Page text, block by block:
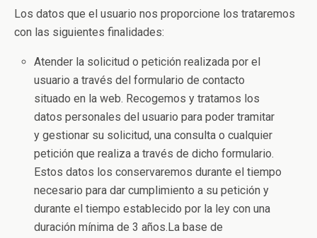
Los datos que el usuario nos proporcione los trataremos
con las siguientes finalidades:
Atender la solicitud o petición realizada por el
usuario a través del formulario de contacto
situado en la web. Recogemos y tratamos los
datos personales del usuario para poder tramitar
y gestionar su solicitud, una consulta o cualquier
petición que realiza a través de dicho formulario.
Estos datos los conservaremos durante el tiempo
necesario para dar cumplimiento a su petición y
durante el tiempo establecido por la ley con una
duración mínima de 3 años.La base de